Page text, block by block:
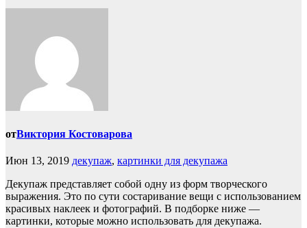
отВиктория Костоварова
Июн 13, 2019 декупаж, картинки для декупажа
Декупаж представляет собой одну из форм творческого
выражения. Это по сути состаривание вещи с использованием
красивых наклеек и фотографий. В подборке ниже —
картинки, которые можно использовать для декупажа.